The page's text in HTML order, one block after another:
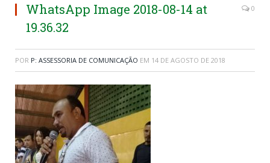
WhatsApp Image 2018-08-14 at
19.36.32
0
POR P: ASSESSORIA DE COMUNICAÇÃO EM 14 DE AGOSTO DE 2018